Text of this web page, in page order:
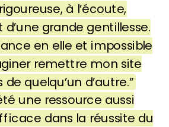
à l’écoute,
grande gentillesse.
en elle et impossible
remettre mon site
quelqu’un d’autre.”
une ressource aussi
dans la réussite du